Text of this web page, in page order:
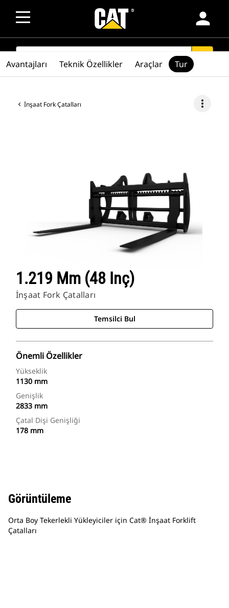
person
SEARCH
İnşaat Fork Çatalları more_vert
1.219 Mm (48 Inç)
İnşaat Fork Çatalları
Temsilci Bul
Önemli Özellikler
Yükseklik
1130 mm
Genişlik
2833 mm
Çatal Dişi Genişliği
178 mm
Avantajları Teknik Özellikler Araçlar Tur
Görüntüleme
Orta Boy Tekerlekli Yükleyiciler için Cat® İnşaat Forklift
Çatalları